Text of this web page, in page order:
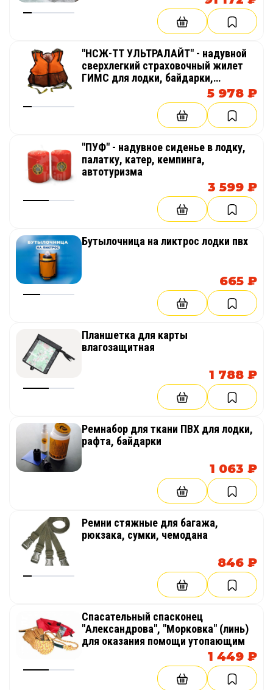
"НСЖ-ТТ УЛЬТРАЛАЙТ" - надувной
сверхлегкий страховочный жилет
ГИМС для лодки, байдарки,
пакрафта (компактный каяк, лодка)
5 978 ₽
"ПУФ" - надувное сиденье в лодку,
палатку, катер, кемпинга,
автотуризма
3 599 ₽
Бутылочница на ликтрос лодки пвх
665 ₽
Планшетка для карты
влагозащитная
1 788 ₽
Ремнабор для ткани ПВХ для лодки,
рафта, байдарки
1 063 ₽
Ремни стяжные для багажа,
рюкзака, сумки, чемодана
846 ₽
Спасательный спасконец
"Александрова", "Морковка" (линь)
для оказания помощи утопающим
1 449 ₽